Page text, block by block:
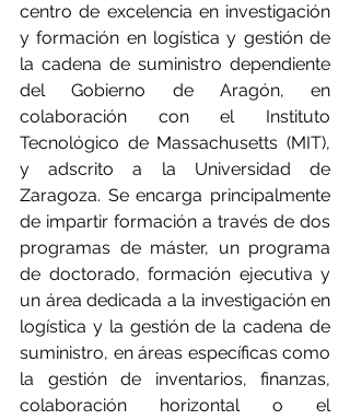
centro de excelencia en investigación
y formación en logística y gestión de
la cadena de suministro dependiente
del Gobierno de Aragón, en
colaboración con el Instituto
Tecnológico de Massachusetts (MIT),
y adscrito a la Universidad de
Zaragoza. Se encarga principalmente
de impartir formación a través de dos
programas de máster, un programa
de doctorado, formación ejecutiva y
un área dedicada a la investigación en
logística y la gestión de la cadena de
suministro, en áreas específicas como
la gestión de inventarios, finanzas,
colaboración horizontal o el